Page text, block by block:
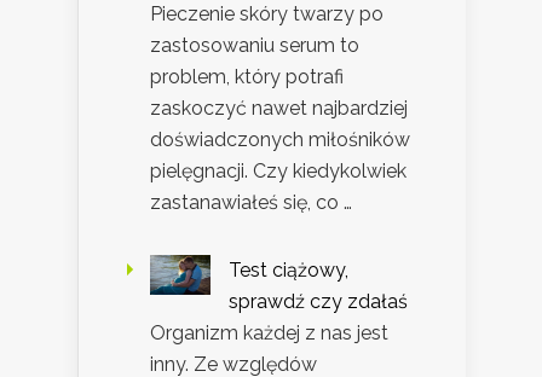
Pieczenie skóry twarzy po
zastosowaniu serum to
problem, który potrafi
zaskoczyć nawet najbardziej
doświadczonych miłośników
pielęgnacji. Czy kiedykolwiek
zastanawiałeś się, co …
Test ciążowy,
sprawdź czy zdałaś
Organizm każdej z nas jest
inny. Ze względów